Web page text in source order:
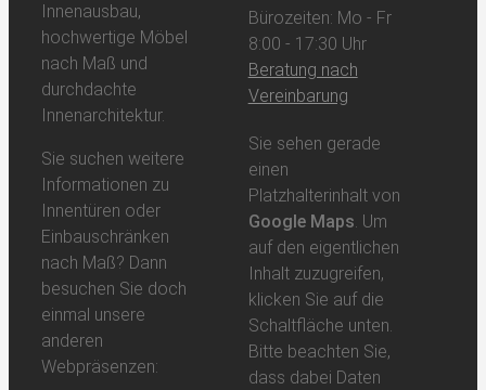
Innenausbau,
hochwertige Möbel
nach Maß und
durchdachte
Innenarchitektur.
Sie suchen weitere
Informationen zu
Innentüren oder
Einbauschränken
nach Maß? Dann
besuchen Sie doch
einmal unsere
anderen
Webpräsenzen:
Bürozeiten: Mo - Fr
8:00 - 17:30 Uhr
Beratung nach
Vereinbarung
Sie sehen gerade
einen
Platzhalterinhalt von
Google Maps. Um
auf den eigentlichen
Inhalt zuzugreifen,
klicken Sie auf die
Schaltfläche unten.
Bitte beachten Sie,
dass dabei Daten